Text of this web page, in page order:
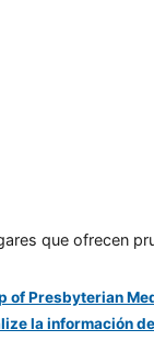
que ofrecen
la información